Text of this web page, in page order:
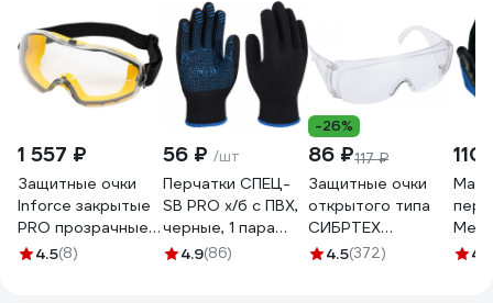
1 557 ₽
Защитные очки
Inforce закрытые
PRO прозрачные
линзы 04-24-02
4.5(8)
56 ₽ /шт
Перчатки СПЕЦ-
SB PRO х/б с ПВХ,
черные, 1 пара
3.1211.011
4.9(86)
-26%
86 ₽117 ₽
Защитные очки
открытого типа
СИБРТЕХ
прозрачные,
4.5(372)
110
4.7